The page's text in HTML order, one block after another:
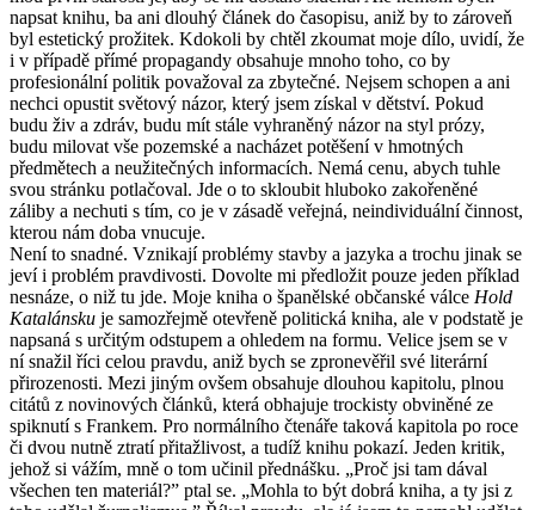
napsat knihu, ba ani dlouhý článek do časopisu, aniž by to zároveň
byl estetický prožitek. Kdokoli by chtěl zkoumat moje dílo, uvidí, že
i v případě přímé propagandy obsahuje mnoho toho, co by
profesionální politik považoval za zbytečné. Nejsem schopen a ani
nechci opustit světový názor, který jsem získal v dětství. Pokud
budu živ a zdráv, budu mít stále vyhraněný názor na styl prózy,
budu milovat vše pozemské a nacházet potěšení v hmotných
předmětech a neužitečných informacích. Nemá cenu, abych tuhle
svou stránku potlačoval. Jde o to skloubit hluboko zakořeněné
záliby a nechuti s tím, co je v zásadě veřejná, neindividuální činnost,
kterou nám doba vnucuje.
Není to snadné. Vznikají problémy stavby a jazyka a trochu jinak se
jeví i problém pravdivosti. Dovolte mi předložit pouze jeden příklad
nesnáze, o niž tu jde. Moje kniha o španělské občanské válce Hold
Katalánsku je samozřejmě otevřeně politická kniha, ale v podstatě je
napsaná s určitým odstupem a ohledem na formu. Velice jsem se v
ní snažil říci celou pravdu, aniž bych se zpronevěřil své literární
přirozenosti. Mezi jiným ovšem obsahuje dlouhou kapitolu, plnou
citátů z novinových článků, která obhajuje trockisty obviněné ze
spiknutí s Frankem. Pro normálního čtenáře taková kapitola po roce
či dvou nutně ztratí přitažlivost, a tudíž knihu pokazí. Jeden kritik,
jehož si vážím, mně o tom učinil přednášku. „Proč jsi tam dával
všechen ten materiál?” ptal se. „Mohla to být dobrá kniha, a ty jsi z